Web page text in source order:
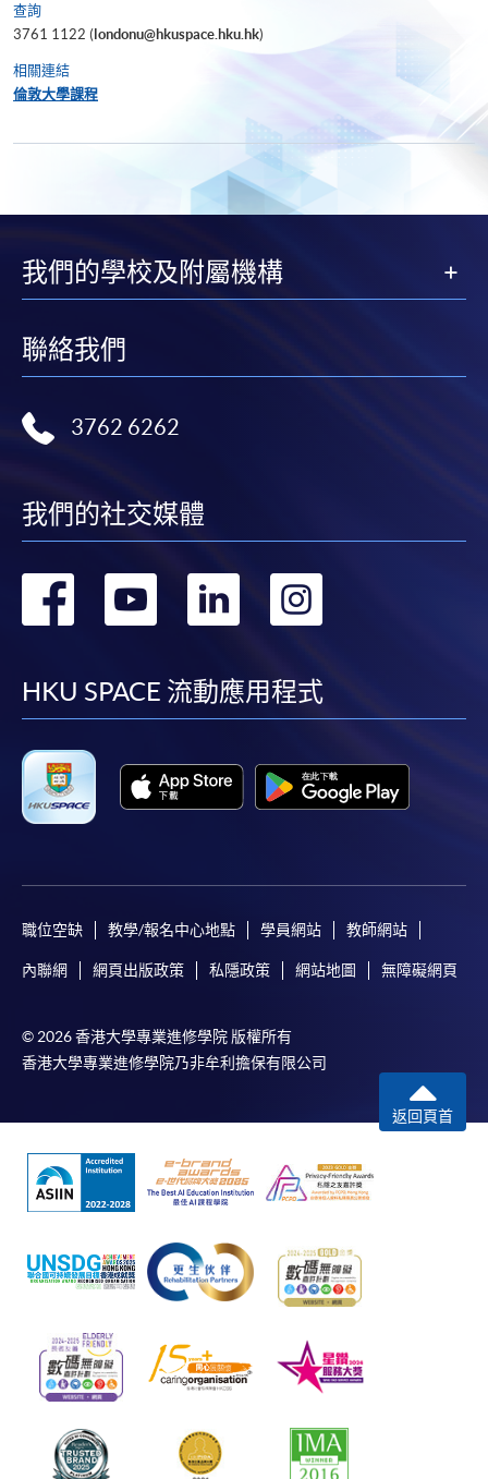
查詢
3761 1122 (londonu@hkuspace.hku.hk)
相關連結
倫敦大學課程
我們的學校及附屬機構
聯絡我們
3762 6262
我們的社交媒體
轉
facebook
轉
youtube
轉
linkedin
轉
HKU SPACE 流動應用程式
職位空缺 教學/報名中心地點 學員網站 教師網站
內聯網 網頁出版政策 私隱政策 網站地圖 無障礙網頁
© 2026 香港大學專業進修學院 版權所有
香港大學專業進修學院乃非牟利擔保有限公司
返回頁首